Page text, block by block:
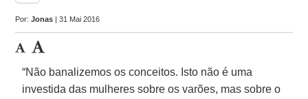
Por:Jonas | 31 Mai 2016
“Não banalizemos os conceitos. Isto não é uma
investida das mulheres sobre os varões, mas sobre o